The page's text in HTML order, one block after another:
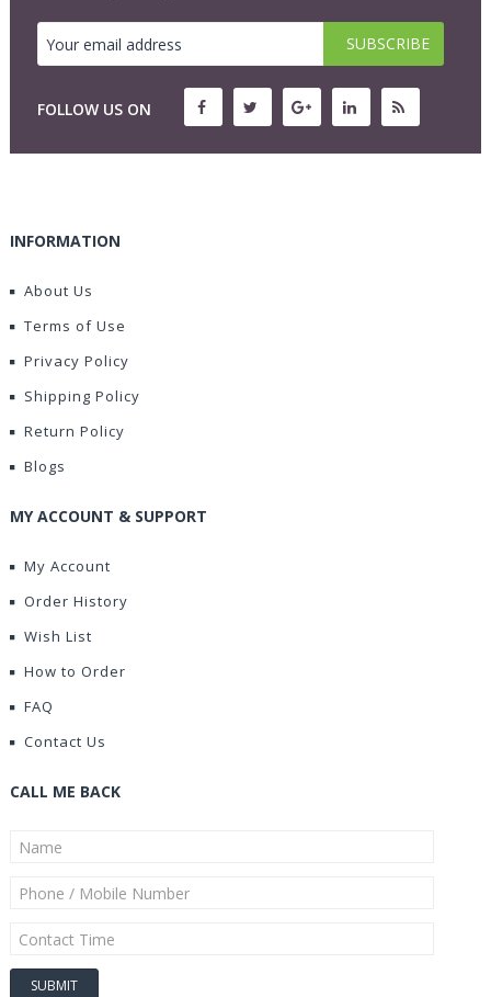
FOLLOW US ON
INFORMATION
About Us
Terms of Use
Privacy Policy
Shipping Policy
Return Policy
Blogs
MY ACCOUNT & SUPPORT
My Account
Order History
Wish List
How to Order
FAQ
Contact Us
CALL ME BACK